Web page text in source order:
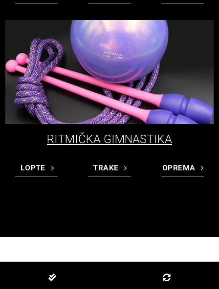
RITMIČKA GIMNASTIKA
LOPTE TRAKE OPREMA